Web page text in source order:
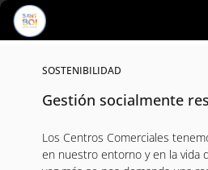
Ir al contenido principal
SOSTENIBILIDAD
Gestión socialmente
Los Centros Comerciales
en nuestro entorno y en la vida